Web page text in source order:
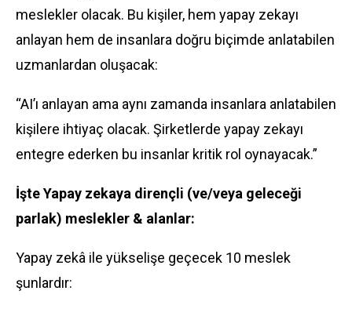
meslekler olacak. Bu kişiler, hem yapay zekayı
anlayan hem de insanlara doğru biçimde anlatabilen
uzmanlardan oluşacak:
“AI’ı anlayan ama aynı zamanda insanlara anlatabilen
kişilere ihtiyaç olacak. Şirketlerde yapay zekayı
entegre ederken bu insanlar kritik rol oynayacak.”
İşte Yapay zekaya dirençli (ve/veya geleceği
parlak) meslekler & alanlar:
Yapay zekâ ile yükselişe geçecek 10 meslek
şunlardır: